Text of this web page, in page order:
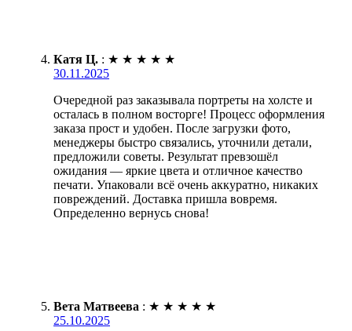
Катя Ц. : ★ ★ ★ ★ ★
30.11.2025
Очередной раз заказывала портреты на холсте и
осталась в полном восторге! Процесс оформления
заказа прост и удобен. После загрузки фото,
менеджеры быстро связались, уточнили детали,
предложили советы. Результат превзошёл
ожидания — яркие цвета и отличное качество
печати. Упаковали всё очень аккуратно, никаких
повреждений. Доставка пришла вовремя.
Определенно вернусь снова!
Вета Матвеева : ★ ★ ★ ★ ★
25.10.2025